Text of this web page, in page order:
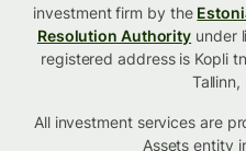
investment firm by the
Resolution Authority under
registered address is Kopli
Tallinn,
All investment services are
Assetsentity